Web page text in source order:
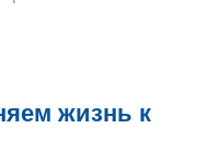
жизнь к